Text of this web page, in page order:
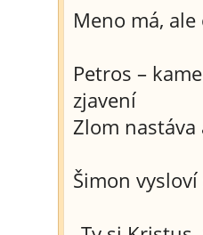
Meno má,
Petros –
zjavení
Zlom nastáva
Šimon vysloví